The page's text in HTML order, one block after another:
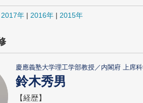
2017年 | 2016年 | 2015年
慶應義塾大学理工学部教授／内閣府 上席
鈴木秀男
【経歴】